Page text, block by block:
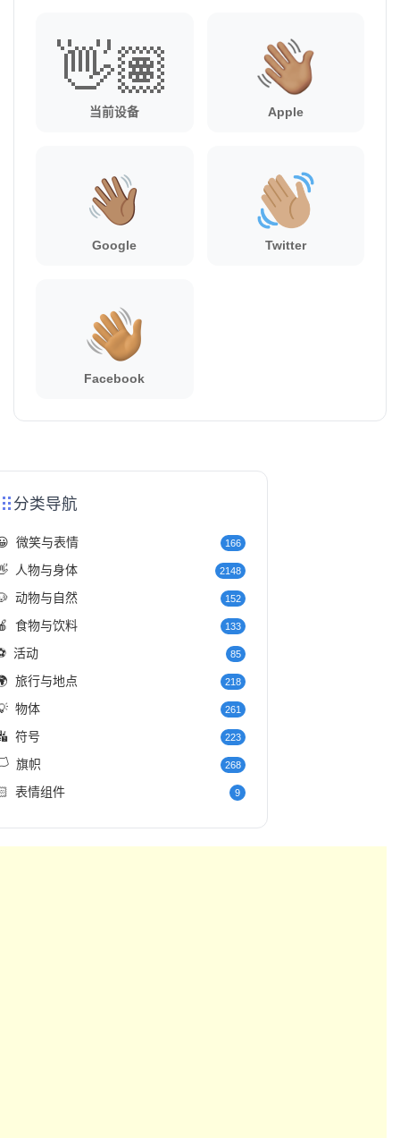
👋🏽
当前设备 Apple
Google Twitter
Facebook
分类导航
微笑与表情 166
人物与身体 2148
动物与自然 152
食物与饮料 133
活动 85
旅行与地点 218
物体 261
符号 223
旗帜 268
表情组件 9